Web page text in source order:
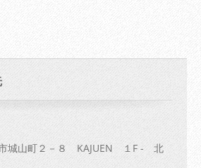
市城山町２－８ KAJUEN １F - 北